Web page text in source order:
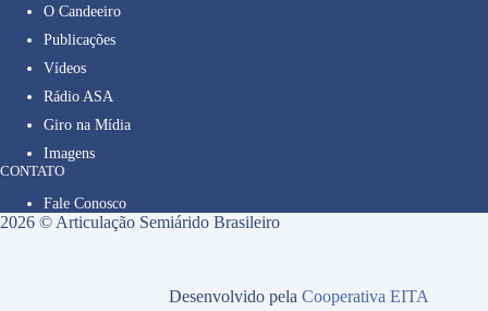
O Candeeiro
Publicações
Vídeos
Rádio ASA
Giro na Mídia
Imagens
CONTATO
Fale Conosco
2026 © Articulação Semiárido Brasileiro
Desenvolvido pelaCooperativa EITA